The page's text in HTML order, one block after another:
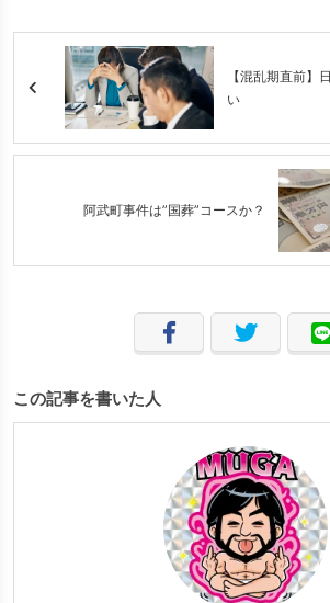
【混乱期直前】
い
阿武町事件は”国葬”コースか？
この記事を書いた人